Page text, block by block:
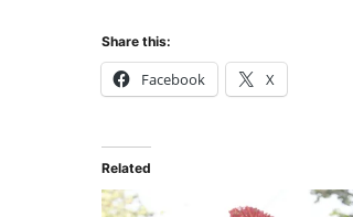
Share this:
Facebook X
Related